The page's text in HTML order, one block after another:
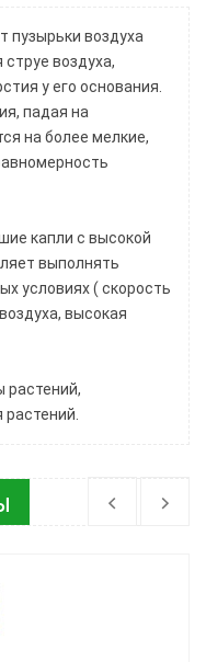
пузырьки воздуха
воздуха,
у его основания.
падая на
на более мелкие,
капли с высокой
выполнять
условиях ( скорость
высокая
растений,
растений.